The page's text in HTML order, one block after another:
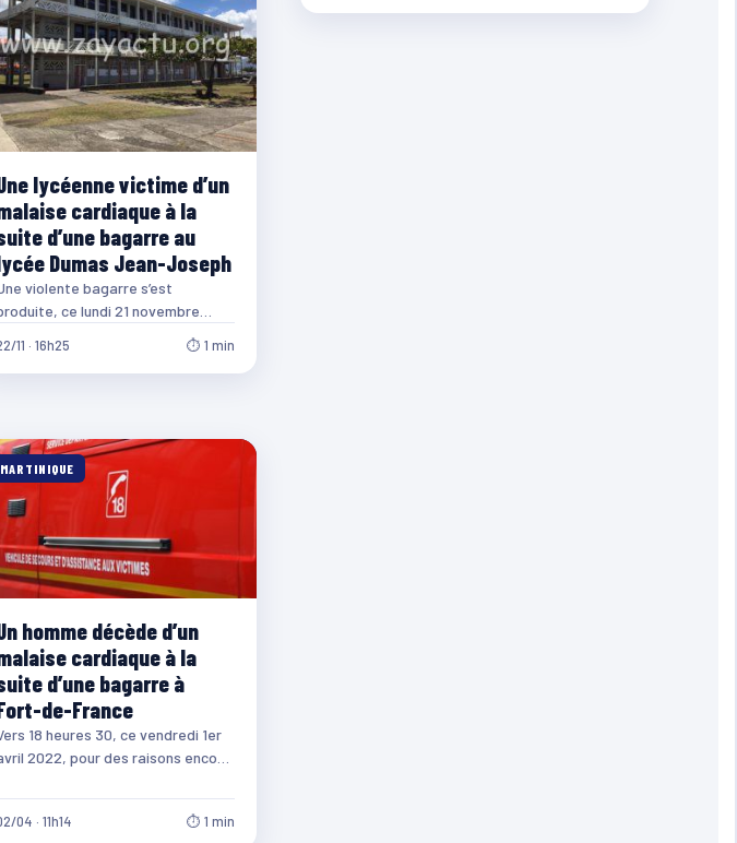
lycéenne victime d’un
cardiaque à la
d’une bagarre au
Dumas Jean-Joseph
violente bagarre s’est
ce lundi 21 novembre
Joseph à Fort-de-France entre
11 · 16h25 ⏱ 1 min
MARTINIQUE
homme décède d’un
cardiaque à la
d’une bagarre à
de-France
18 heures 30, ce vendredi 1er
2022, pour des raisons encore
04 · 11h14 ⏱ 1 min